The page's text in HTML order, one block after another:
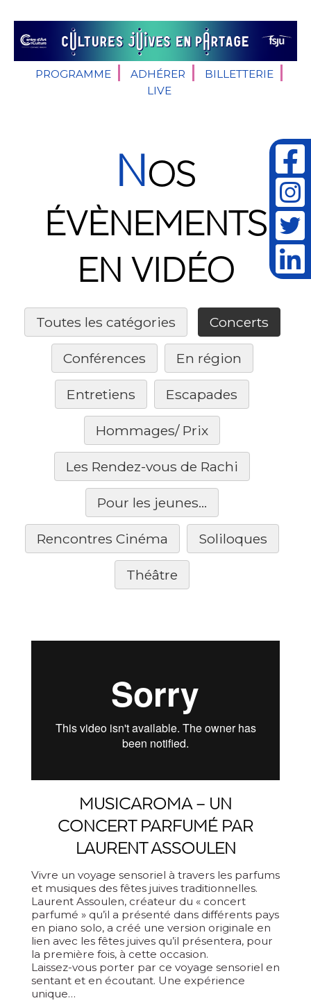
PROGRAMME ADHÉRER
BILLETTERIE
LIVE
NOS
ÉVÈNEMENTS
EN VIDÉO
Toutes les catégories Concerts
Conférences En région
Entretiens Escapades
Hommages/ Prix
Les Rendez-vous de Rachi
Pour les jeunes...
Rencontres Cinéma Soliloques
Théâtre
MUSICAROMA – UN
CONCERT PARFUMÉ PAR
LAURENT ASSOULEN
Vivre un voyage sensoriel à travers les parfums
et musiques des fêtes juives traditionnelles.
Laurent Assoulen, créateur du « concert
parfumé » qu’il a présenté dans différents pays
en piano solo, a créé une version originale en
lien avec les fêtes juives qu’il présentera, pour
la première fois, à cette occasion.
Laissez-vous porter par ce voyage sensoriel en
sentant et en écoutant. Une expérience
unique…